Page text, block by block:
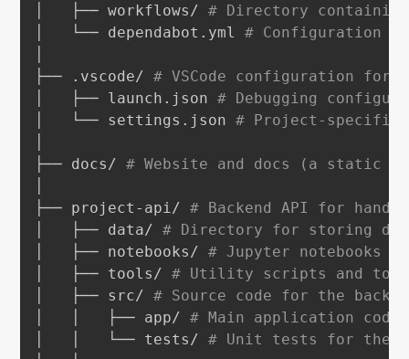
│   ├── workflows/ # Directory
│   └── dependabot.yml # Configuration for
├── .vscode/ # VSCode configuration for
│   ├── launch.json # Debugging
│   └── settings.json # Project-specific
├── docs/ # Website and docs (a static
├── project-api/ # Backend API for
│   ├── data/ # Directory for storing
│   ├── notebooks/ # Jupyter notebooks
│   ├── tools/ # Utility scripts and tools
│   ├── src/ # Source code for the
│   │   ├── app/ # Main application code
│   │   └── tests/ # Unit tests for the